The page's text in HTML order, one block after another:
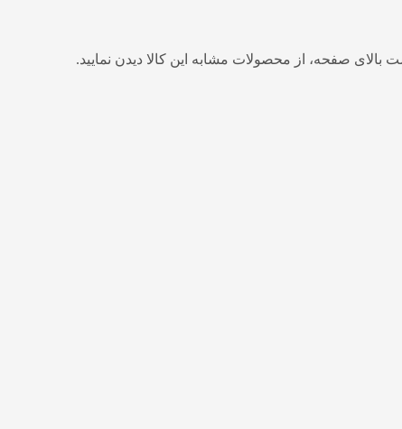
صفحه، از محصولات مشابه این کالا دیدن نمایید.